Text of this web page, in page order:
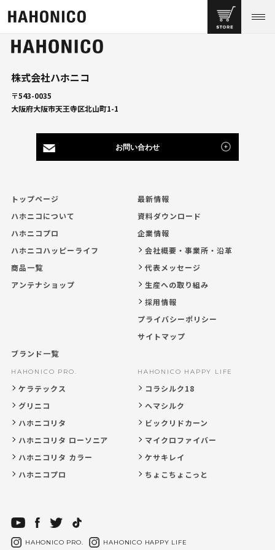
株式会社ハホニコ
〒543-0035
大阪府大阪市天王寺区北山町1-1
お問い合わせ
トップページ
ハホニコについて
ハホニコプロ
ハホニコハッピーライフ
商品一覧
アンテナショップ
ブランド一覧
HAHONICO PRO.
ケラテックス
グリニコ
ハホニコリタ
ハホニコリタ ローソニア
ハホニコリタ カラー
ハホニコプロ
HAHONICO HAPPY LIFE
コラシルク18
ヘマシルク
ビックリドカーン
マイクロファイバー
ケサキレイ
ちょこちょこっと
最新情報
資料ダウンロード
企業情報
会社概要・事業所・沿革
代表メッセージ
生産への取り組み
採用情報
プライバシーポリシー
サイトマップ
HAHONICO PRO. HAHONICO HAPPY LIFE